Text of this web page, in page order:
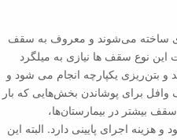
ساخته می‌شوند و معروف به سقف
نوع سقف ها نیازی به میلگرد
و بتن‌ریزی یکپارچه انجام می شود و
برای پوشاندن بخش‌هایی که بار
بیشتر در بیمارستان‌ها،
اجرای پایینی دارد. البته این